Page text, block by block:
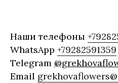
Наши телефоны
WhatsApp +79282591359
Telegram
Email